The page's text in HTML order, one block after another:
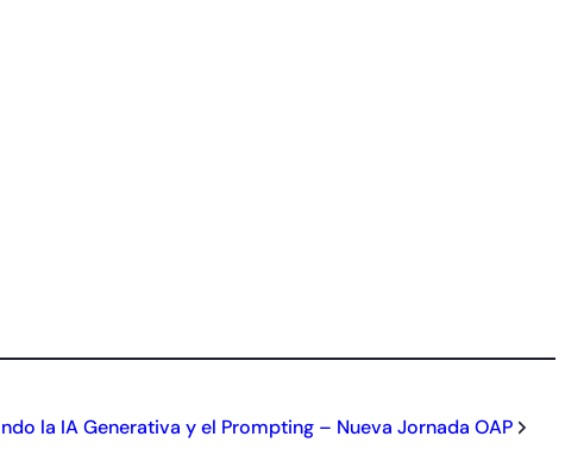
la IA Generativa y el Prompting – Nueva Jornada OAP